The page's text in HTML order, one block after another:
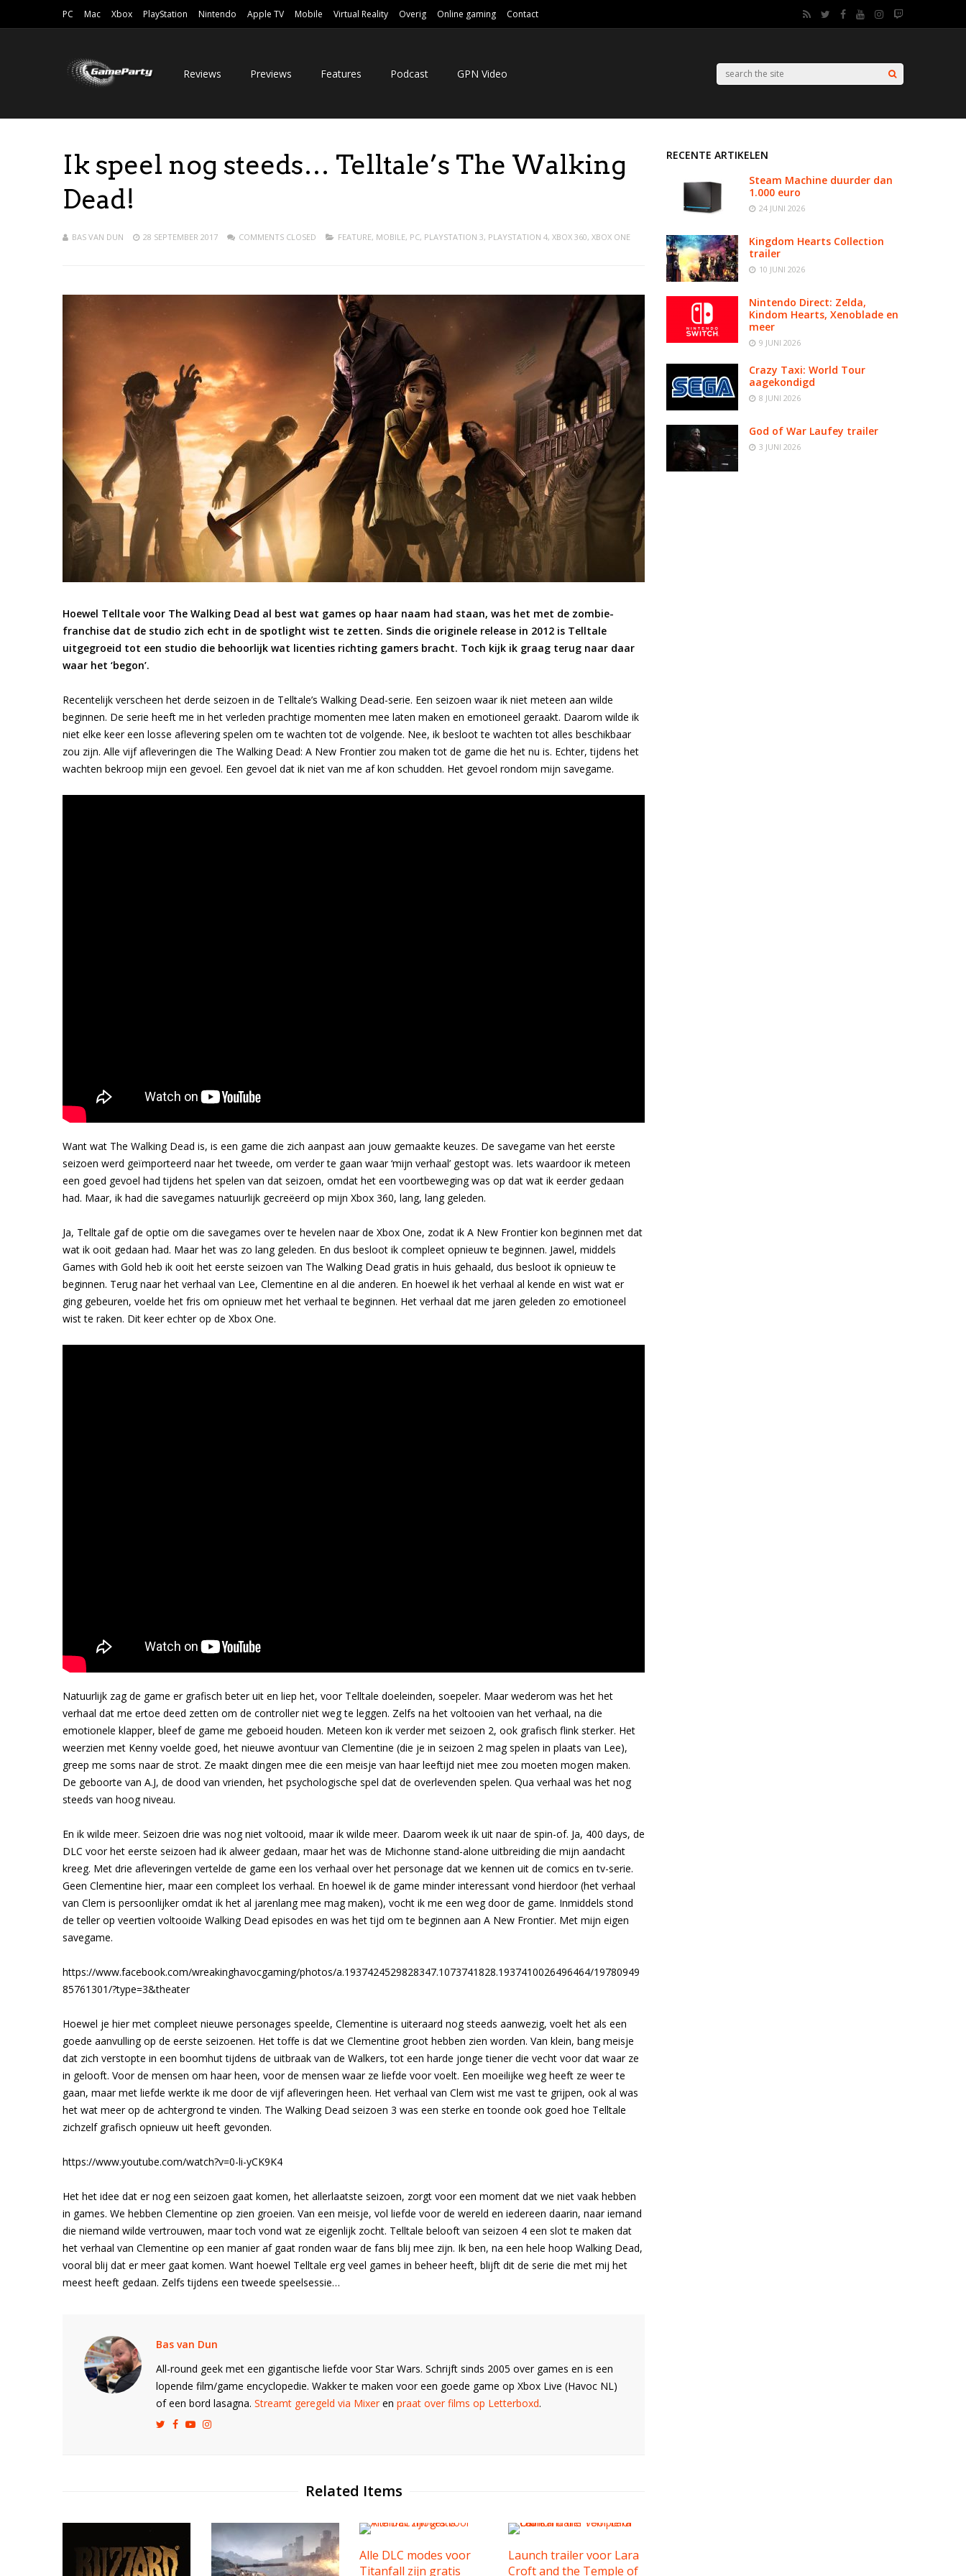
PC Mac Xbox PlayStation Nintendo Apple TV Mobile Virtual Reality Overig Online gaming Contact
Reviews Previews Features Podcast GPN Video
Ik speel nog steeds… Telltale’s The Walking
Dead!
BAS VAN DUN 28 SEPTEMBER 2017 COMMENTS CLOSED FEATURE, MOBILE, PC, PLAYSTATION 3, PLAYSTATION 4, XBOX 360, XBOX ONE
Hoewel Telltale voor The Walking Dead al best wat games op haar naam had staan, was het met de zombie-
franchise dat de studio zich echt in de spotlight wist te zetten. Sinds die originele release in 2012 is Telltale
uitgegroeid tot een studio die behoorlijk wat licenties richting gamers bracht. Toch kijk ik graag terug naar daar
waar het ‘begon’.
Recentelijk verscheen het derde seizoen in de Telltale’s Walking Dead-serie. Een seizoen waar ik niet meteen aan wilde
beginnen. De serie heeft me in het verleden prachtige momenten mee laten maken en emotioneel geraakt. Daarom wilde ik
niet elke keer een losse aflevering spelen om te wachten tot de volgende. Nee, ik besloot te wachten tot alles beschikbaar
zou zijn. Alle vijf afleveringen die The Walking Dead: A New Frontier zou maken tot de game die het nu is. Echter, tijdens het
wachten bekroop mijn een gevoel. Een gevoel dat ik niet van me af kon schudden. Het gevoel rondom mijn savegame.
Want wat The Walking Dead is, is een game die zich aanpast aan jouw gemaakte keuzes. De savegame van het eerste
seizoen werd geïmporteerd naar het tweede, om verder te gaan waar ‘mijn verhaal’ gestopt was. Iets waardoor ik meteen
een goed gevoel had tijdens het spelen van dat seizoen, omdat het een voortbeweging was op dat wat ik eerder gedaan
had. Maar, ik had die savegames natuurlijk gecreëerd op mijn Xbox 360, lang, lang geleden.
Ja, Telltale gaf de optie om die savegames over te hevelen naar de Xbox One, zodat ik A New Frontier kon beginnen met dat
wat ik ooit gedaan had. Maar het was zo lang geleden. En dus besloot ik compleet opnieuw te beginnen. Jawel, middels
Games with Gold heb ik ooit het eerste seizoen van The Walking Dead gratis in huis gehaald, dus besloot ik opnieuw te
beginnen. Terug naar het verhaal van Lee, Clementine en al die anderen. En hoewel ik het verhaal al kende en wist wat er
ging gebeuren, voelde het fris om opnieuw met het verhaal te beginnen. Het verhaal dat me jaren geleden zo emotioneel
wist te raken. Dit keer echter op de Xbox One.
Natuurlijk zag de game er grafisch beter uit en liep het, voor Telltale doeleinden, soepeler. Maar wederom was het het
verhaal dat me ertoe deed zetten om de controller niet weg te leggen. Zelfs na het voltooien van het verhaal, na die
emotionele klapper, bleef de game me geboeid houden. Meteen kon ik verder met seizoen 2, ook grafisch flink sterker. Het
weerzien met Kenny voelde goed, het nieuwe avontuur van Clementine (die je in seizoen 2 mag spelen in plaats van Lee),
greep me soms naar de strot. Ze maakt dingen mee die een meisje van haar leeftijd niet mee zou moeten mogen maken.
De geboorte van A.J, de dood van vrienden, het psychologische spel dat de overlevenden spelen. Qua verhaal was het nog
steeds van hoog niveau.
En ik wilde meer. Seizoen drie was nog niet voltooid, maar ik wilde meer. Daarom week ik uit naar de spin-of. Ja, 400 days, de
DLC voor het eerste seizoen had ik alweer gedaan, maar het was de Michonne stand-alone uitbreiding die mijn aandacht
kreeg. Met drie afleveringen vertelde de game een los verhaal over het personage dat we kennen uit de comics en tv-serie.
Geen Clementine hier, maar een compleet los verhaal. En hoewel ik de game minder interessant vond hierdoor (het verhaal
van Clem is persoonlijker omdat ik het al jarenlang mee mag maken), vocht ik me een weg door de game. Inmiddels stond
de teller op veertien voltooide Walking Dead episodes en was het tijd om te beginnen aan A New Frontier. Met mijn eigen
savegame.
https://www.facebook.com/wreakinghavocgaming/photos/a.1937424529828347.1073741828.1937410026496464/19780949
85761301/?type=3&theater
Hoewel je hier met compleet nieuwe personages speelde, Clementine is uiteraard nog steeds aanwezig, voelt het als een
goede aanvulling op de eerste seizoenen. Het toffe is dat we Clementine groot hebben zien worden. Van klein, bang meisje
dat zich verstopte in een boomhut tijdens de uitbraak van de Walkers, tot een harde jonge tiener die vecht voor dat waar ze
in gelooft. Voor de mensen om haar heen, voor de mensen waar ze liefde voor voelt. Een moeilijke weg heeft ze weer te
gaan, maar met liefde werkte ik me door de vijf afleveringen heen. Het verhaal van Clem wist me vast te grijpen, ook al was
het wat meer op de achtergrond te vinden. The Walking Dead seizoen 3 was een sterke en toonde ook goed hoe Telltale
zichzelf grafisch opnieuw uit heeft gevonden.
https://www.youtube.com/watch?v=0-li-yCK9K4
Het het idee dat er nog een seizoen gaat komen, het allerlaatste seizoen, zorgt voor een moment dat we niet vaak hebben
in games. We hebben Clementine op zien groeien. Van een meisje, vol liefde voor de wereld en iedereen daarin, naar iemand
die niemand wilde vertrouwen, maar toch vond wat ze eigenlijk zocht. Telltale belooft van seizoen 4 een slot te maken dat
het verhaal van Clementine op een manier af gaat ronden waar de fans blij mee zijn. Ik ben, na een hele hoop Walking Dead,
vooral blij dat er meer gaat komen. Want hoewel Telltale erg veel games in beheer heeft, blijft dit de serie die met mij het
meest heeft gedaan. Zelfs tijdens een tweede speelsessie…
Bas van Dun
All-round geek met een gigantische liefde voor Star Wars. Schrijft sinds 2005 over games en is een
lopende film/game encyclopedie. Wakker te maken voor een goede game op Xbox Live (Havoc NL)
of een bord lasagna. Streamt geregeld via Mixeren praat over films op Letterboxd.
Related Items
Alle DLC modes voor
Titanfall zijn gratis
Launch trailer voor Lara
Croft and the Temple of
RECENTE ARTIKELEN
Steam Machine duurder dan
1.000 euro
24 JUNI 2026
Kingdom Hearts Collection
trailer
10 JUNI 2026
Nintendo Direct: Zelda,
Kindom Hearts, Xenoblade en
meer
9 JUNI 2026
Crazy Taxi: World Tour
aagekondigd
8 JUNI 2026
God of War Laufey trailer
3 JUNI 2026